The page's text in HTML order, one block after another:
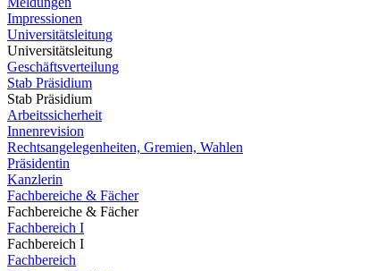
Impressionen
Universitätsleitung
Universitätsleitung
Geschäftsverteilung
Stab Präsidium
Stab Präsidium
Arbeitssicherheit
Innenrevision
Rechtsangelegenheiten, Gremien, Wahlen
Präsidentin
Kanzlerin
Fachbereiche & Fächer
Fachbereiche & Fächer
Fachbereich I
Fachbereich I
Fachbereich